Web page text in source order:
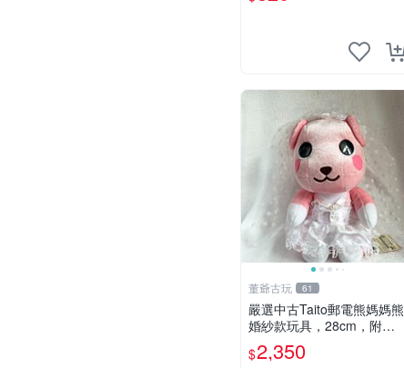
董爺古玩 61
嚴選中古Taito郵電熊媽媽熊
婚紗款玩具，28cm，附原
盒，保存極佳實拍，婚紗細
節清晰可見，偶像收藏推薦
$2,350